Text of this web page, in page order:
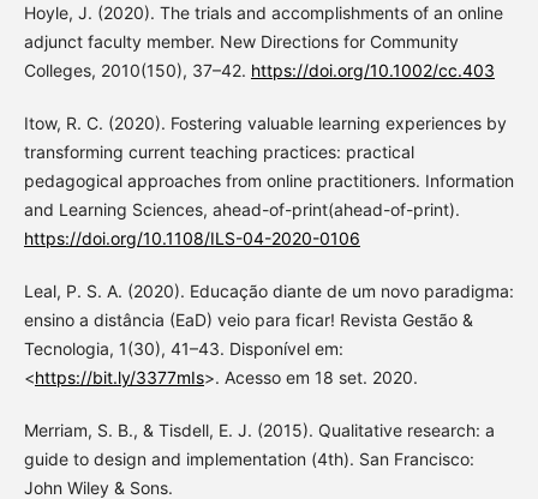
Hoyle, J. (2020). The trials and accomplishments of an online
adjunct faculty member. New Directions for Community
Colleges, 2010(150), 37–42. https://doi.org/10.1002/cc.403
Itow, R. C. (2020). Fostering valuable learning experiences by
transforming current teaching practices: practical
pedagogical approaches from online practitioners. Information
and Learning Sciences, ahead-of-print(ahead-of-print).
https://doi.org/10.1108/ILS-04-2020-0106
Leal, P. S. A. (2020). Educação diante de um novo paradigma:
ensino a distância (EaD) veio para ficar! Revista Gestão &
Tecnologia, 1(30), 41–43. Disponível em:
<https://bit.ly/3377mIs>. Acesso em 18 set. 2020.
Merriam, S. B., & Tisdell, E. J. (2015). Qualitative research: a
guide to design and implementation (4th). San Francisco:
John Wiley & Sons.